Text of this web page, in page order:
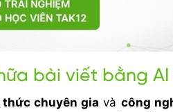
bài viết bằng
chuyên gia và công